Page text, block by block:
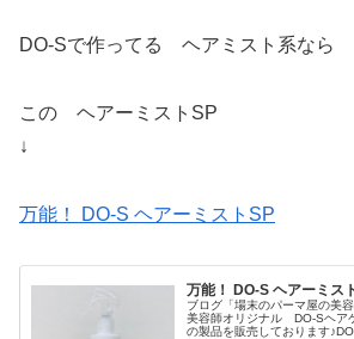
DO-Sで作ってる ヘアミスト系なら
この ヘアーミストSP
↓
万能！ DO-S ヘアーミストSP
万能！ DO-S ヘアーミス
ブログ「場末のパーマ屋の美
美容師オリジナル DO-Sヘア
の製品を販売しております